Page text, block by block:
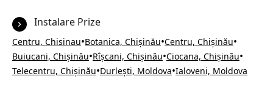
Instalare Prize
Centru, Chisinau•Botanica, Chișinău•Centru, Chișinău•
Buiucani, Chișinău•Rîșcani, Chișinău•Ciocana, Chișinău•
Telecentru, Chișinău•Durlești, Moldova•Ialoveni, Moldova